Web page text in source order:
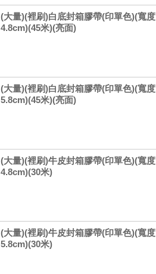
(大量)(裡刷)白底封箱膠帶(印單色)(寬度
4.8cm)(45米)(亮面)
(大量)(裡刷)白底封箱膠帶(印單色)(寬度
5.8cm)(45米)(亮面)
(大量)(裡刷)牛皮封箱膠帶(印單色)(寬度
4.8cm)(30米)
(大量)(裡刷)牛皮封箱膠帶(印單色)(寬度
5.8cm)(30米)